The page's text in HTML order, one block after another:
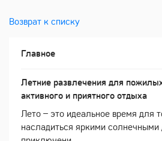
Возврат к списку
Главное
Летние развлечения для
активного и приятного отдыха
Лето – это идеальное время для
насладиться яркими